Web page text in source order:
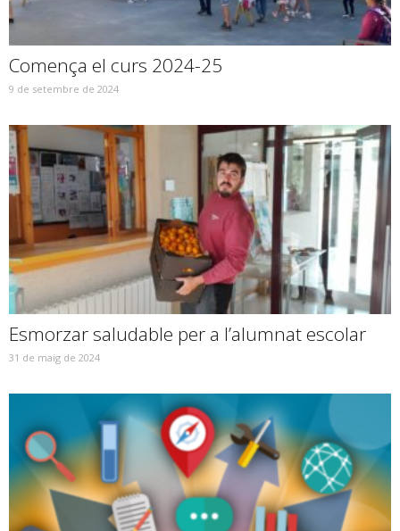
Comença el curs 2024-25
9 de setembre de 2024
Esmorzar saludable per a l’alumnat escolar
31 de maig de 2024